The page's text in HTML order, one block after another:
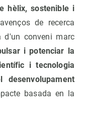
hèlix, sostenible i
de recerca
d'un conveni marc
i potenciar la
i tecnologia
basada en la